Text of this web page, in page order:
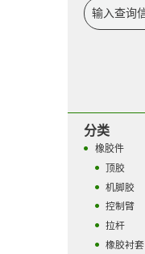
分类
橡胶件
顶胶
机脚胶
控制臂
拉杆
橡胶衬套